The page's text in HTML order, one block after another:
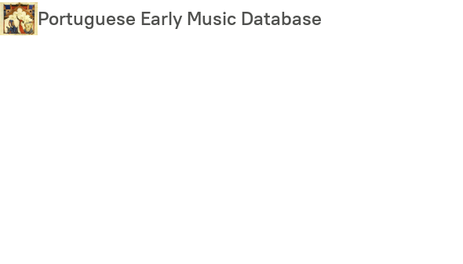
Skip
to
Portuguese Early Music Database